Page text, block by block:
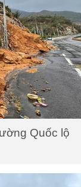
Quốc lộ